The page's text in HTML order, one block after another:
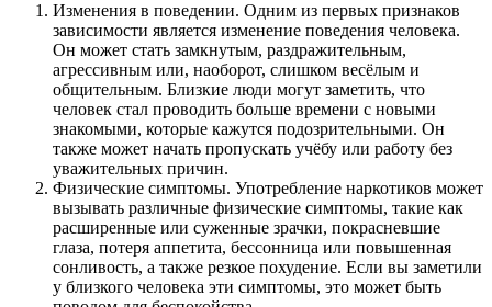
Изменения в поведении. Одним из первых признаков
зависимости является изменение поведения человека.
Он может стать замкнутым, раздражительным,
агрессивным или, наоборот, слишком весёлым и
общительным. Близкие люди могут заметить, что
человек стал проводить больше времени с новыми
знакомыми, которые кажутся подозрительными. Он
также может начать пропускать учёбу или работу без
уважительных причин.
Физические симптомы. Употребление наркотиков может
вызывать различные физические симптомы, такие как
расширенные или суженные зрачки, покрасневшие
глаза, потеря аппетита, бессонница или повышенная
сонливость, а также резкое похудение. Если вы заметили
у близкого человека эти симптомы, это может быть